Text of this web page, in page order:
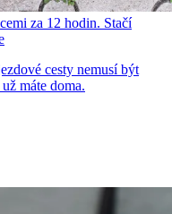
za 12 hodin. Stačí
cesty nemusí být
máte doma.